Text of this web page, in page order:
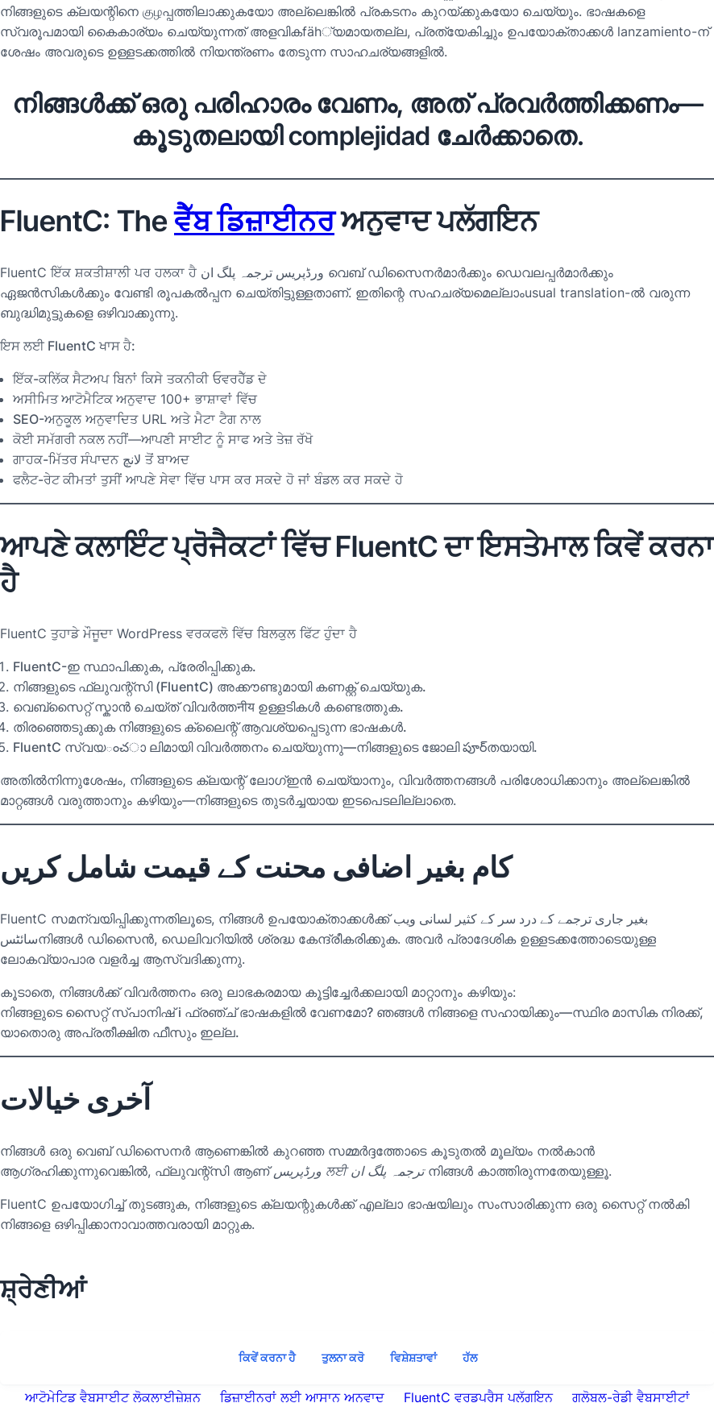
നിങ്ങളുടെ ക്ലയന്റിനെ குழപ്പത്തിലാക്കുകയോ അല്ലെങ്കിൽ പ്രകടനം കുറയ്ക്കുകയോ ചെയ്യും. ഭാഷകളെ
സ്വരൂപമായി കൈകാര്യം ചെയ്യുന്നത് അളവികfäh്യമായതല്ല, പ്രത്യേകിച്ചും ഉപയോക്താക്കൾ lanzamiento-ന്
ശേഷം അവരുടെ ഉള്ളടക്കത്തിൽ നിയന്ത്രണം തേടുന്ന സാഹചര്യങ്ങളിൽ.
നിങ്ങൾക്ക് ഒരു പരിഹാരം വേണം, അത് പ്രവർത്തിക്കണം—
കൂടുതലായി complejidad ചേർക്കാതെ.
FluentC: Theਵੈੱਬ ਡਿਜ਼ਾਈਨਰਅਨੁਵਾਦ ਪਲੱਗਇਨ
FluentC ਇੱਕ ਸ਼ਕਤੀਸ਼ਾਲੀ ਪਰ ਹਲਕਾ ਹੈ ورڈپریس ترجمہ پلگ ان വെബ് ഡിസൈനർമാർക്കും ഡെവലപ്പർമാർക്കും
ഏജൻസികൾക്കും വേണ്ടി രൂപകൽപ്പന ചെയ്തിട്ടുള്ളതാണ്. ഇതിന്റെ സഹചര്യമെല്ലാംusual translation-ൽ വരുന്ന
ബുദ്ധിമുട്ടുകളെ ഒഴിവാക്കുന്നു.
ਇਸ ਲਈ FluentC ਖਾਸ ਹੈ:
ਇੱਕ-ਕਲਿੱਕ ਸੈਟਅਪਬਿਨਾਂ ਕਿਸੇ ਤਕਨੀਕੀ ਓਵਰਹੈੱਡ ਦੇ
ਅਸੀਮਿਤ ਆਟੋਮੈਟਿਕ ਅਨੁਵਾਦ 100+ ਭਾਸ਼ਾਵਾਂ ਵਿੱਚ
SEO-ਅਨੁਕੂਲ ਅਨੁਵਾਦਿਤ URL ਅਤੇ ਮੈਟਾ ਟੈਗ ਨਾਲ
ਕੋਈ ਸਮੱਗਰੀ ਨਕਲ ਨਹੀਂ—ਆਪਣੀ ਸਾਈਟ ਨੂੰ ਸਾਫ ਅਤੇ ਤੇਜ਼ ਰੱਖੋ
ਗਾਹਕ-ਮਿੱਤਰ ਸੰਪਾਦਨ
لانچ ਤੋਂ ਬਾਅਦ
ਫਲੈਟ-ਰੇਟ ਕੀਮਤਾਂ ਤੁਸੀਂ ਆਪਣੇ ਸੇਵਾ ਵਿੱਚ ਪਾਸ ਕਰ ਸਕਦੇ ਹੋ ਜਾਂ ਬੰਡਲ ਕਰ ਸਕਦੇ ਹੋ
ਆਪਣੇ ਕਲਾਇੰਟ ਪ੍ਰੋਜੈਕਟਾਂ ਵਿੱਚ FluentC ਦਾ ਇਸਤੇਮਾਲ ਕਿਵੇਂ ਕਰਨਾ
ਹੈ
FluentC ਤੁਹਾਡੇ ਮੌਜੂਦਾ WordPress ਵਰਕਫਲੋ ਵਿੱਚ ਬਿਲਕੁਲ ਫਿੱਟ ਹੁੰਦਾ ਹੈ
FluentC-ഇ സ്ഥാപിക്കുക, പ്രേരിപ്പിക്കുക.
നിങ്ങളുടെ ഫ്ലുവന്റ്‌സി (FluentC) അക്കൗണ്ടുമായി കണക്റ്റ് ചെയ്യുക.
വെബ്സൈറ്റ് സ്കാന്‍ ചെയ്ത് വിവർത്തनीय ഉള്ളടികൾ കണ്ടെത്തുക.
തിരഞ്ഞെടുക്കുക നിങ്ങളുടെ ക്ലൈന്റ് ആവശ്യപ്പെടുന്ന ഭാഷകൾ.
FluentC സ്വയంచാ ലിമായി വിവർത്തനം ചെയ്യുന്നു—നിങ്ങളുടെ ജോലി పూర్തയായി.
അതില്‍നിന്നുശേഷം, നിങ്ങളുടെ ക്ലയന്റ് ലോഗ്ഇൻ ചെയ്യാനും, വിവർത്തനങ്ങൾ പരിശോധിക്കാനും അല്ലെങ്കിൽ
മാറ്റങ്ങൾ വരുത്താനും കഴിയും—നിങ്ങളുടെ തുടർച്ചയായ ഇടപെടലില്ലാതെ.
کام بغیر اضافی محنت کے قیمت شامل کریں
FluentC സമന്വയിപ്പിക്കുന്നതിലൂടെ, നിങ്ങൾ ഉപയോക്താക്കൾക്ക്بغیر جاری ترجمے کے درد سر کے کثیر لسانی ویب
سائٹسനിങ്ങൾ ഡിസൈൻ, ഡെലിവറിയിൽ ശ്രദ്ധ കേന്ദ്രീകരിക്കുക. അവർ പ്രാദേശിക ഉള്ളടക്കത്തോടെയുള്ള
ലോകവ്യാപാര വളർച്ച ആസ്വദിക്കുന്നു.
കൂടാതെ, നിങ്ങൾക്ക് വിവർത്തനം ഒരു ലാഭകരമായ കൂട്ടിച്ചേർക്കലായി മാറ്റാനും കഴിയും:
നിങ്ങളുടെ സൈറ്റ് സ്പാനിഷ് і ഫ്രഞ്ച് ഭാഷകളിൽ വേണമോ? ഞങ്ങൾ നിങ്ങളെ സഹായിക്കും—സ്ഥിര മാസിക നിരക്ക്,
യാതൊരു അപ്രതീക്ഷിത ഫീസും ഇല്ല.
آخری خیالات
നിങ്ങൾ ഒരു വെബ് ഡിസൈനർ ആണെങ്കിൽ കുറഞ്ഞ സമ്മർദ്ദത്തോടെ കൂടുതൽ മൂല്യം നൽകാൻ
ആഗ്രഹിക്കുന്നുവെങ്കിൽ, ഫ്ലുവന്റ്സി ആണ്
ورڈپریس ਲਈ ترجمہ پلگ انനിങ്ങൾ കാത്തിരുന്നതേയുള്ളൂ.
FluentC ഉപയോഗിച്ച് തുടങ്ങുക, നിങ്ങളുടെ ക്ലയന്റുകൾക്ക് എല്ലാ ഭാഷയിലും സംസാരിക്കുന്ന ഒരു സൈറ്റ് നൽകി
നിങ്ങളെ ഒഴിപ്പിക്കാനാവാത്തവരായി മാറ്റുക.
ਸ਼੍ਰੇਣੀਆਂ
ਕਿਵੇਂ ਕਰਨਾ ਹੈ ਤੁਲਨਾ ਕਰੋ ਵਿਸ਼ੇਸ਼ਤਾਵਾਂ ਹੱਲ
ਆਟੋਮੇਟਿਡ ਵੈਬਸਾਈਟ ਲੋਕਲਾਈਜ਼ੇਸ਼ਨ ਡਿਜ਼ਾਈਨਰਾਂ ਲਈ ਆਸਾਨ ਅਨੁਵਾਦ FluentC ਵਰਡਪ੍ਰੈਸ ਪਲੱਗਇਨ ਗਲੋਬਲ-ਰੇਡੀ ਵੈਬਸਾਈਟਾਂ